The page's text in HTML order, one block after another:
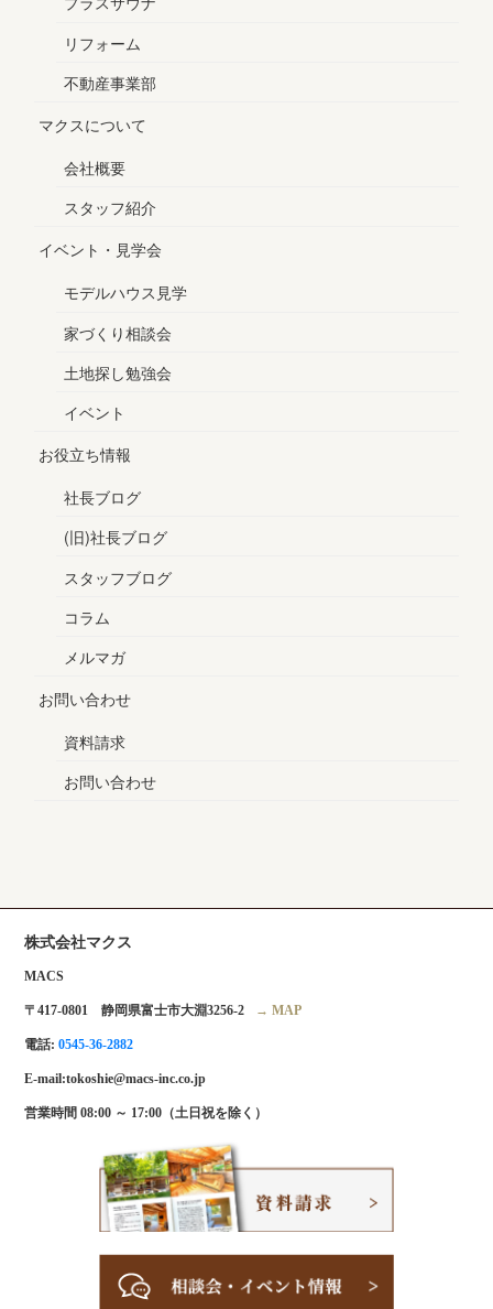
リフォーム
不動産事業部
マクスについて
会社概要
スタッフ紹介
イベント・見学会
モデルハウス見学
家づくり相談会
土地探し勉強会
イベント
お役立ち情報
社長ブログ
(旧)社長ブログ
スタッフブログ
コラム
メルマガ
お問い合わせ
資料請求
お問い合わせ
株式会社マクス
MACS
〒417-0801 静岡県富士市大淵3256-2 → MAP
電話:0545-36-2882
E-mail:tokoshie@macs-inc.co.jp
営業時間 08:00 ～ 17:00（土日祝を除く）